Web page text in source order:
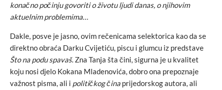
konačno počinju govoriti o životu ljudi danas, o njihovim
aktuelnim problemima…
Dakle, posve je jasno, ovim rečenicama selektorica kao da se
direktno obraća Darku Cvijetiću, piscu i glumcu iz predstave
Što na podu spavaš. Zna Tanja šta čini, sigurna je u kvalitet
koju nosi djelo Kokana Mladenovića, dobro ona prepoznaje
važnost pisma, ali i političkog čina prijedorskog autora, ali